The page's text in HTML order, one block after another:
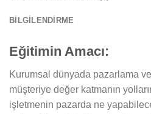
BILGILENDIRME
Eğitimin Amacı:
Kurumsal dünyada pazarlama
müşteriye değer katmanın
işletmenin pazarda ne